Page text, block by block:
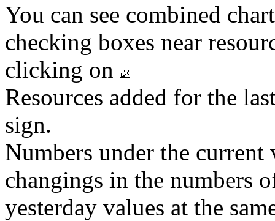
You can see combined
checking boxes near
clicking on
Resources added for the
sign.
Numbers under the
changings in the numbers
yesterday values at the